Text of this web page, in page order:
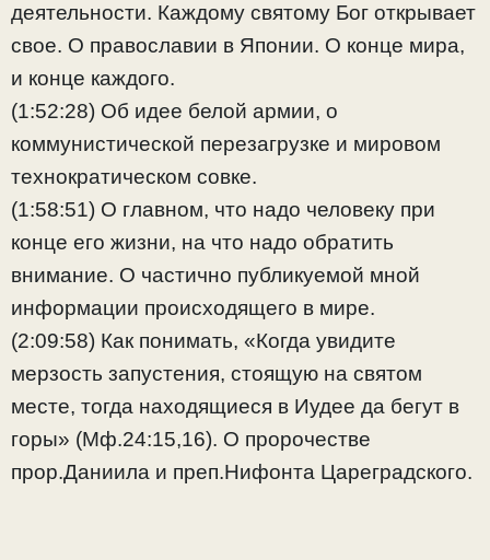
деятельности. Каждому святому Бог открывает
свое. О православии в Японии. О конце мира,
и конце каждого.
(1:52:28) Об идее белой армии, о
коммунистической перезагрузке и мировом
технократическом совке.
(1:58:51) О главном, что надо человеку при
конце его жизни, на что надо обратить
внимание. О частично публикуемой мной
информации происходящего в мире.
(2:09:58) Как понимать, «Когда увидите
мерзость запустения, стоящую на святом
месте, тогда находящиеся в Иудее да бегут в
горы» (Мф.24:15,16). О пророчестве
прор.Даниила и преп.Нифонта Цареградского.